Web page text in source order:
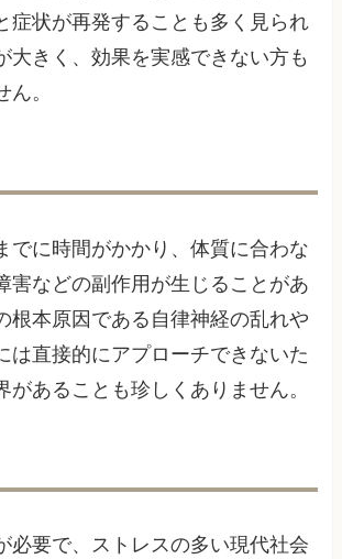
症状が再発することも多く見られ
大きく、効果を実感できない方も
。
でに時間がかかり、体質に合わな
害などの副作用が生じることがあ
根本原因である自律神経の乱れや
は直接的にアプローチできないた
があることも珍しくありません。
必要で、ストレスの多い現代社会